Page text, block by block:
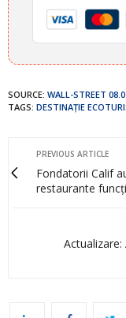
SOURCE: WALL-STREET
TAGS: DESTINAŢIE
PREVIOUS ARTICLE
Fondatorii Calif
restaurante